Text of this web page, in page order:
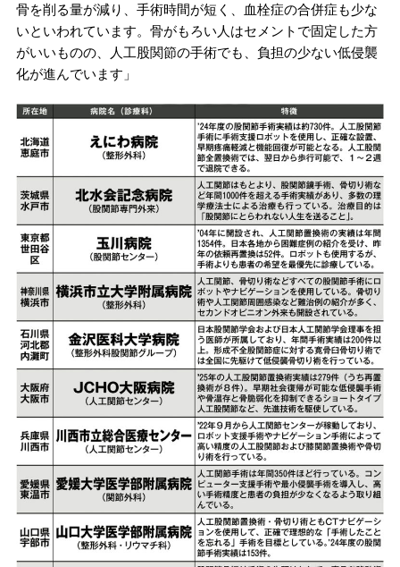
骨を削る量が減り、手術時間が短く、血栓症の合併症も少な
いといわれています。骨がもろい人はセメントで固定した方
がいいものの、人工股関節の手術でも、負担の少ない低侵襲
化が進んでいます」